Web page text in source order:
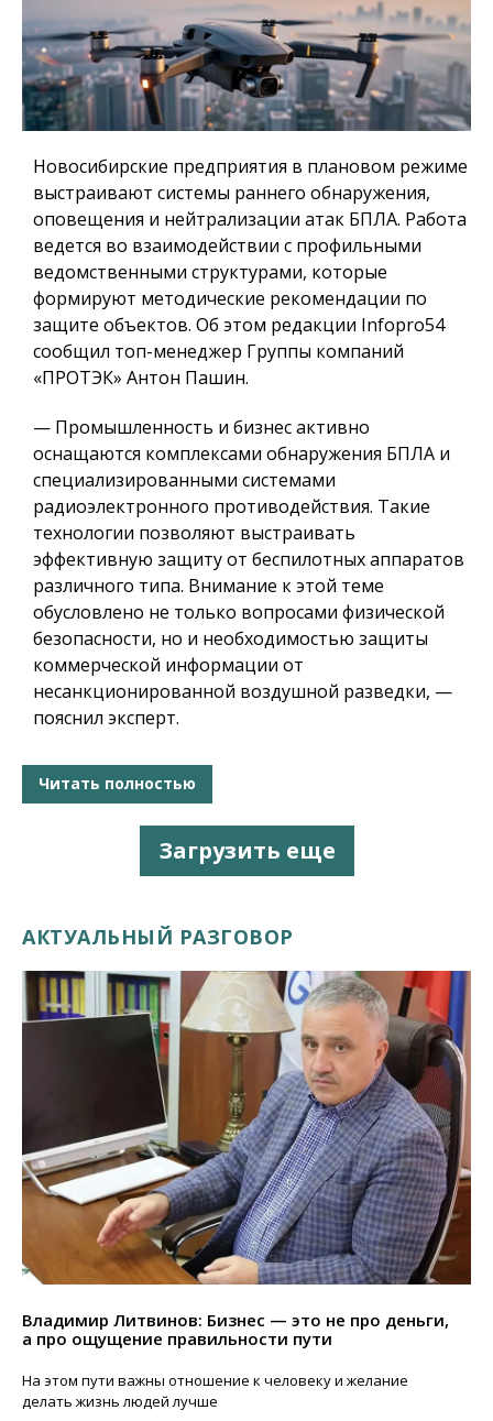
Новосибирские предприятия в плановом режиме
выстраивают системы раннего обнаружения,
оповещения и нейтрализации атак БПЛА. Работа
ведется во взаимодействии с профильными
ведомственными структурами, которые
формируют методические рекомендации по
защите объектов. Об этом редакции Infopro54
сообщил топ-менеджер Группы компаний
«ПРОТЭК» Антон Пашин.
— Промышленность и бизнес активно
оснащаются комплексами обнаружения БПЛА и
специализированными системами
радиоэлектронного противодействия. Такие
технологии позволяют выстраивать
эффективную защиту от беспилотных аппаратов
различного типа. Внимание к этой теме
обусловлено не только вопросами физической
безопасности, но и необходимостью защиты
коммерческой информации от
несанкционированной воздушной разведки, —
пояснил эксперт.
Читать полностью
Загрузить еще
АКТУАЛЬНЫЙ РАЗГОВОР
Владимир Литвинов: Бизнес — это не про деньги,
а про ощущение правильности пути
На этом пути важны отношение к человеку и желание
делать жизнь людей лучше